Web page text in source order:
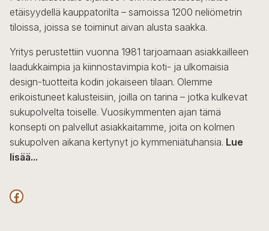
etäisyydellä kauppatorilta – samoissa 1200 neliömetrin
tiloissa, joissa se toiminut aivan alusta saakka.
Yritys perustettiin vuonna 1981 tarjoamaan asiakkailleen
laadukkaimpia ja kiinnostavimpia koti- ja ulkomaisia
design-tuotteita kodin jokaiseen tilaan. Olemme
erikoistuneet kalusteisiin, joilla on tarina – jotka kulkevat
sukupolvelta toiselle. Vuosikymmenten ajan tämä
konsepti on palvellut asiakkaitamme, joita on kolmen
sukupolven aikana kertynyt jo kymmeniätuhansia. Lue
lisää...
F